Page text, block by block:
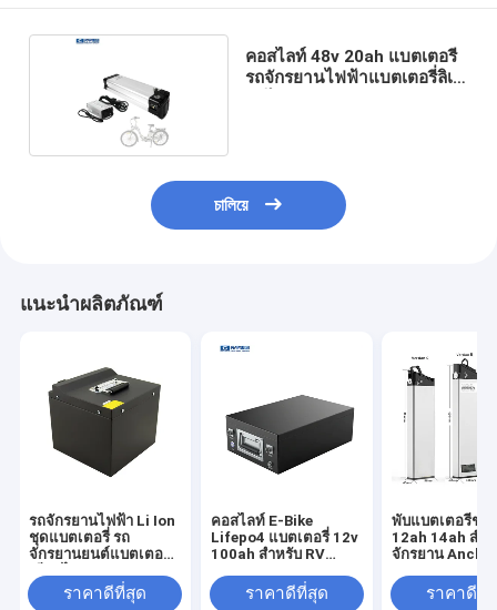
คอสไลท์ 48v 20ah แบตเตอรี่
รถจักรยานไฟฟ้าแบตเตอรี่ลิเธี
চালিয়ে
แนะนำผลิตภัณฑ์
รถจักรยานไฟฟ้า Li Ion
ชุดแบตเตอรี่ รถ
จักรยานยนต์แบตเตอรี่ลิ
ราคาดีที่สุด
คอสไลท์ E-Bike
Lifepo4 แบตเตอรี่ 12v
100ah สำหรับ RV
ราคาดีที่สุด
พับแบตเตอรี่ชา
12ah 14ah สำ
จักรยาน
ราคาดีที่